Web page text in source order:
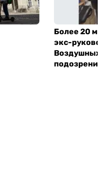
Более 20
экс-
Воздушных
подозрение